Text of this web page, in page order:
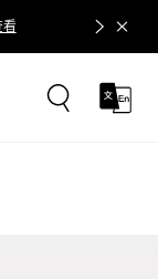
看 立即追蹤